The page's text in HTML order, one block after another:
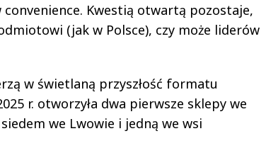
Kwestią otwartą pozostaje,
(jak w Polsce), czy może liderów
w świetlaną przyszłość formatu
r. otworzyła dwa pierwsze sklepy we
we Lwowie i jedną we wsi